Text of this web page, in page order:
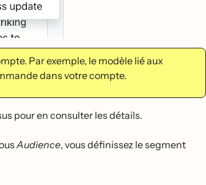
Par exemple, le modèle lié aux
dans votre compte.
pour en consulter les détails.
Audience, vous définissez le segment